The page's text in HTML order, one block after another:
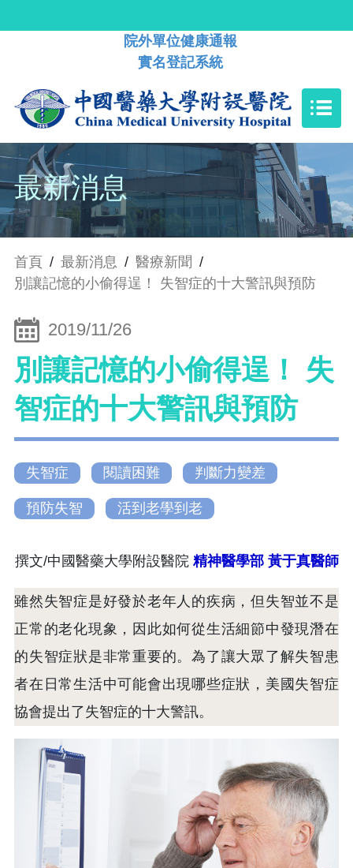
院外單位健康通報
實名登記系統
最新消息
首頁 / 最新消息 / 醫療新聞 /
別讓記憶的小偷得逞！ 失智症的十大警訊與預防
2019/11/26
別讓記憶的小偷得逞！ 失
智症的十大警訊與預防
失智症 閱讀困難 判斷力變差
預防失智 活到老學到老
撰文/中國醫藥大學附設醫院 精神醫學部 黃于真醫師
雖然失智症是好發於老年人的疾病，但失智並不是
正常的老化現象，因此如何從生活細節中發現潛在
的失智症狀是非常重要的。為了讓大眾了解失智患
者在日常生活中可能會出現哪些症狀，美國失智症
協會提出了失智症的十大警訊。